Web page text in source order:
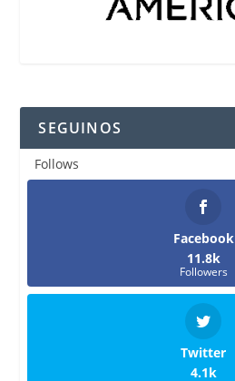
SEGUINOS
Follows
Facebook
11.8k
Followers
Twitter
4.1k